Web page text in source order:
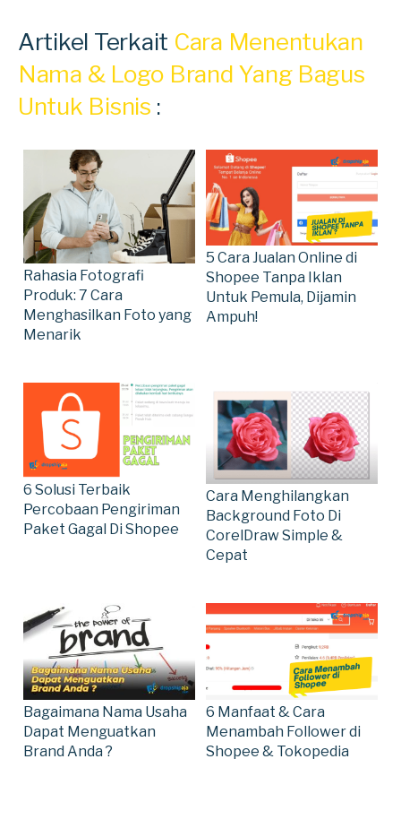
Artikel Terkait Cara Menentukan
Nama & Logo Brand Yang Bagus
Untuk Bisnis :
Rahasia Fotografi
Produk: 7 Cara
Menghasilkan Foto yang
Menarik
5 Cara Jualan Online di
Shopee Tanpa Iklan
Untuk Pemula, Dijamin
Ampuh!
6 Solusi Terbaik
Percobaan Pengiriman
Paket Gagal Di Shopee
Cara Menghilangkan
Background Foto Di
CorelDraw Simple &
Cepat
Bagaimana Nama Usaha
Dapat Menguatkan
Brand Anda ?
6 Manfaat & Cara
Menambah Follower di
Shopee & Tokopedia